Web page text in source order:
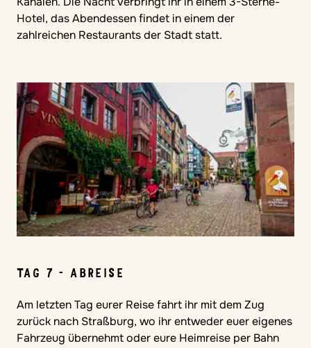
Hotel, das Abendessen findet in einem der
zahlreichen Restaurants der Stadt statt.
TAG 7 - ABREISE
Am letzten Tag eurer Reise fahrt ihr mit dem Zug
zurück nach Straßburg, wo ihr entweder euer eigenes
Fahrzeug übernehmt oder eure Heimreise per Bahn